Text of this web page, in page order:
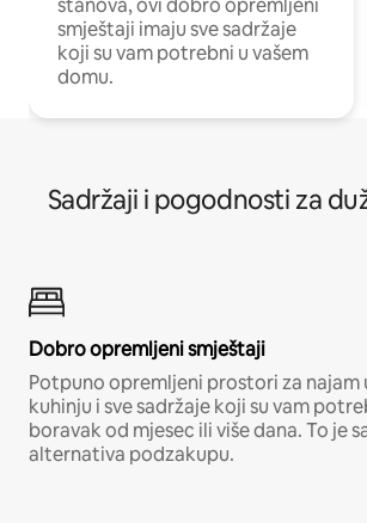
stanova, ovi dobro opremljeni
smještaji imaju sve sadržaje
koji su vam potrebni u vašem
domu.
Sadržaji i pogodnosti za
Dobro opremljeni smještaji
Potpuno opremljeni prostori za najam
kuhinju i sve sadržaje koji su vam
boravak od mjesec ili više dana. To je
alternativa podzakupu.